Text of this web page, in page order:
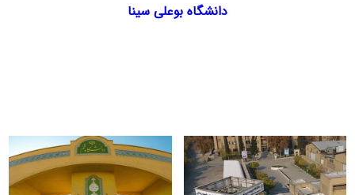
دانشگاه بوعلی سینا